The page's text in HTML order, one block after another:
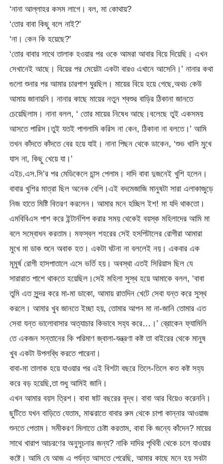
‘নানা আল্লাহর কসম লাগে। বল, মা কোথায়?
‘তোর বাবা কিছু বলে নাই?’
‘না। কেন কি হয়েছে?’
‘তোর বাবার সাথে তালাক হওয়ার পর ওকে আমরা আবার বিয়ে দিয়েছি। এখন
সেখানেই আছে। বিয়ের পর মেয়েটা একটা বারও এখানে আসেনি।’ নানার কথা
গুলো শুনার পর আমার চারপাশ ঘুরছিল। মায়ের বিয়ে হয়ে গেছে,অথচ কেউ
আমায় জানায়নি। নানার কাছে মায়ের নতুন শ্বশুর বাড়ির ঠিকানা জানতে
চেয়েছিলাম। নানা বলল, ‘ তোর মায়ের নিষেধ আছে।বলেছে তুই একসময়
আসতে পারিস।তুই যতই পাগলামি করিস না কেন, ঠিকানা না বলতে।’ আমি
তখন কাঁদতে কাঁদতে বের হয়ে যাই। নানা পিছন থেকে ডাকেন, ‘শুভ খালি মুখে
যাস না, কিছু খেয়ে যা।’
এইচ.এস.সি’র পর মেডিকেলে চান্স পেলাম। দাদি বাবা দুজনেই খুশি হলেন।
বাবার খুশির মাত্রা ছিল অনেক বেশি।এই বদমেজাজি মানুষটা সারা এলাকাজুড়ে
নিজ হাতে মিষ্টি বিতরণ করলেন। আমার মনে হচ্ছিল ইশ! মা যদি থাকতো।
এমবিবিএস পাশ করে ইন্টার্নশিপ করার সময় থেকেই বয়স্ক মহিলাদের আমি মা
বলে সম্বোধন করতাম। মফস্বল শহরের সেই হসপিটালের রোগীরা আমারা
মুখে মা ডাক শুনে অবাক হত। একটা ঘটনা না বললেই নয়। একবার এক
মূমুর্ষ রোগী হাসপাতালে এসে ভর্তি হয়। অবস্থা এতই সিরিয়াস ছিল যে
সারারাত পাশে থাকতে হয়েছিল।সেই মহিলা সুস্থ হয়ে আমাকে বলল, ‘বাবা
তুমি এত সুন্দর করে মা-মা ডাকো, আমায় রাতদিন খেটে সেবা যন্ত করে সুস্থ
করলে। আমার খুব জানতে ইচ্ছা হয়, তোমার আপন মা না-জানি তোমার এত
সেবা যন্ত ভালোবাসার অত্যাচার কিভাবে সহ্য করে…।’ ব্রোকেন ফ্যামিলি
তে একজন সন্তানের কি পরিমাণ জ্বালা-যন্ত্রণা কষ্ট তা বাইরের থেকে মানুষ
খুব একটা উপলব্ধি করতে পারেনা।
বাবা-মা তালাক হয়ে যাওয়ার পর এই বিশটা বছরে তিলে-তিলে কত কষ্ট সহ্য
করে বড় হয়েছি,তা শুধু আমিই জানি।
এখন আমার বয়স ত্রিশ। বাবা ষাট বছরের বৃদ্ধ। বাবা আর বিয়েও করেননি।
ছুটিতে যখন বাড়িতে যেতাম, মাঝরাতে বাবার রুম থেকে চাপা কান্নার আওয়াজ
শুনতে পেতাম। সমীকরণ মিলাতে চেষ্টা করতাম, বাবা কি জন্যে কাঁদেন? মায়ের
সাথে খারাপ আচরণের অনুসূচনার জন্য? নাকি দাদির পৃথিবী থেকে চলে যাওয়ার
কষ্টে। আমি যে আজ এ পর্যন্ত আসতে পেরেছি, আমার কাছে মনে হয় সবটা